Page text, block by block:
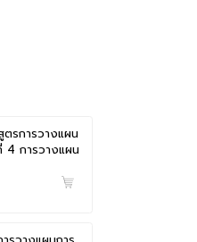
รการวางแผน
4 การวางแผน